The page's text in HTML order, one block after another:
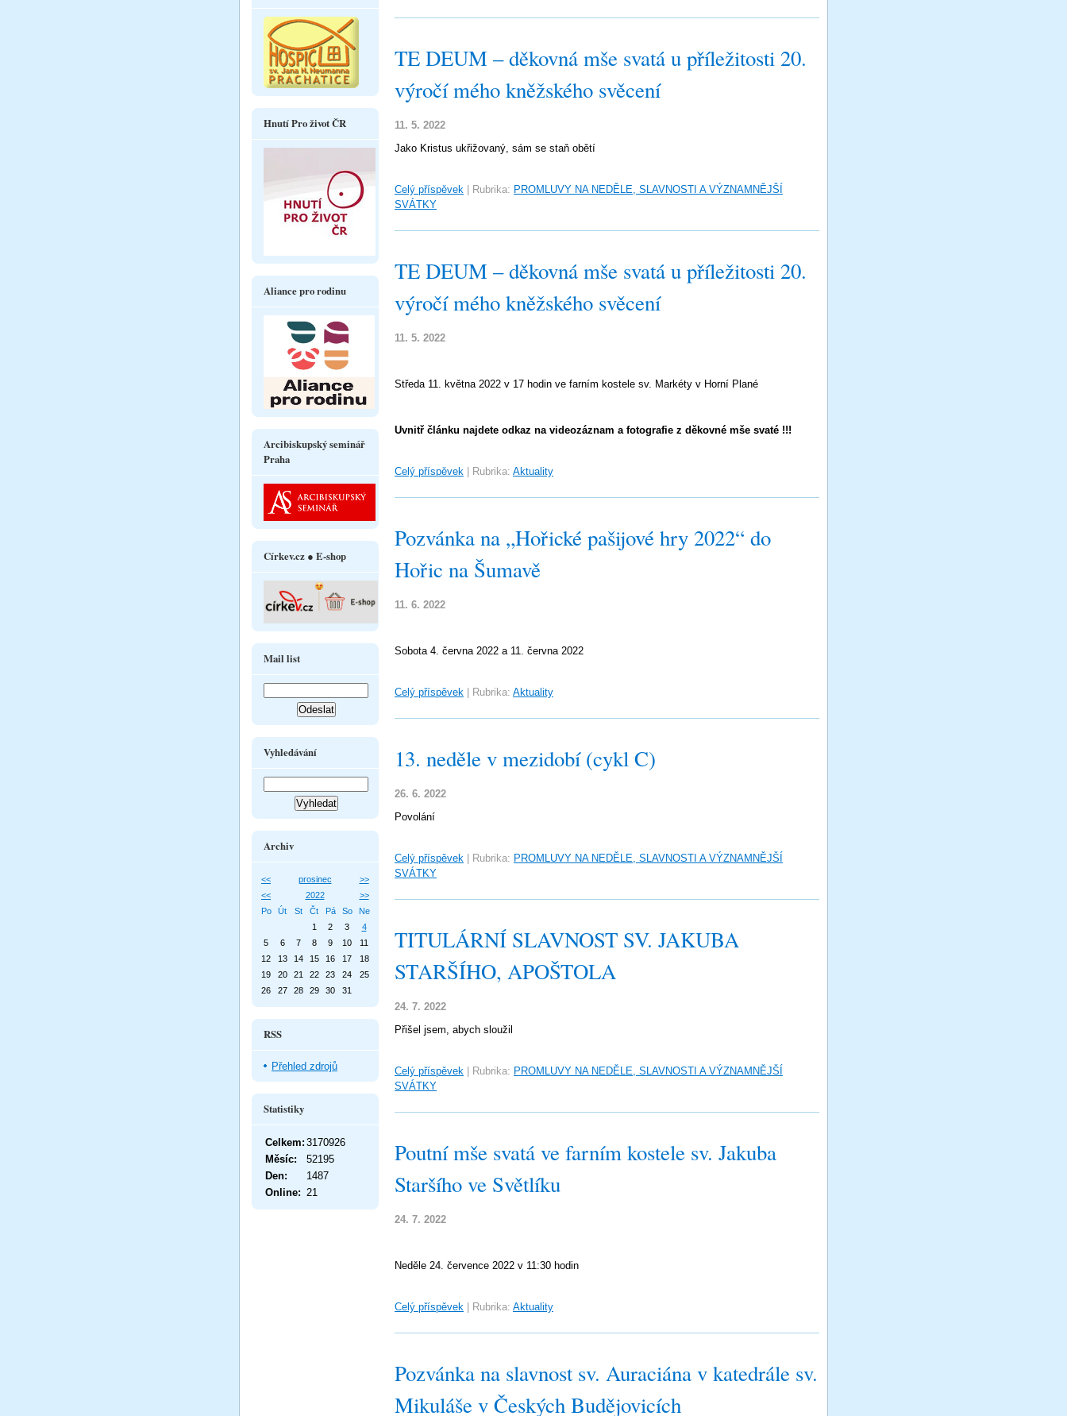
TE DEUM – děkovná mše svatá u příležitosti 20.
výročí mého kněžského svěcení
11. 5. 2022
Jako Kristus ukřižovaný, sám se staň obětí
Celý příspěvek Rubrika: PROMLUVY NA NEDĚLE, SLAVNOSTI A VÝZNAMNĚJŠÍ
SVÁTKY
TE DEUM – děkovná mše svatá u příležitosti 20.
výročí mého kněžského svěcení
11. 5. 2022
Středa 11. května 2022 v 17 hodin ve farním kostele sv. Markéty v Horní Plané
Uvnitř článku najdete odkaz na videozáznam a fotografie z děkovné mše svaté !!!
Celý příspěvek Rubrika: Aktuality
Pozvánka na „Hořické pašijové hry 2022“ do
Hořic na Šumavě
11. 6. 2022
Sobota 4. června 2022 a 11. června 2022
Celý příspěvek Rubrika: Aktuality
13. neděle v mezidobí (cykl C)
26. 6. 2022
Povolání
Celý příspěvek Rubrika: PROMLUVY NA NEDĚLE, SLAVNOSTI A VÝZNAMNĚJŠÍ
SVÁTKY
TITULÁRNÍ SLAVNOST SV. JAKUBA
STARŠÍHO, APOŠTOLA
24. 7. 2022
Přišel jsem, abych sloužil
Celý příspěvek Rubrika: PROMLUVY NA NEDĚLE, SLAVNOSTI A VÝZNAMNĚJŠÍ
SVÁTKY
Poutní mše svatá ve farním kostele sv. Jakuba
Staršího ve Světlíku
24. 7. 2022
Neděle 24. července 2022 v 11:30 hodin
Celý příspěvek Rubrika: Aktuality
Pozvánka na slavnost sv. Auraciána v katedrále sv.
Mikuláše v Českých Budějovicích
Hnutí Pro život ČR
Aliance pro rodinu
Arcibiskupský seminář
Praha
Církev.cz ● E-shop
Mail list
Vyhledávání
Archiv
<< prosinec
>>
<<
2022
>>
Po
Út St Čt Pá So
Ne
1
2 3
4
5
6 7 8 9 10
11
12
13 14 15 16 17
18
19
20 21 22 23 24
25
26
27 28 29 30 31
RSS
Přehled zdrojů
Statistiky
Online: 21
Celkem: 3170926
Měsíc:
52195
Den:
1487